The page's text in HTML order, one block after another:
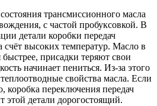
трансмиссионного масла
с частой пробуксовкой. В
детали коробки передач
счёт высоких температур. Масло в
присадки теряют свои
начинает пениться. Из-за этого
свойства масла. Если
коробка переключения передач
этой детали дорогостоящий.